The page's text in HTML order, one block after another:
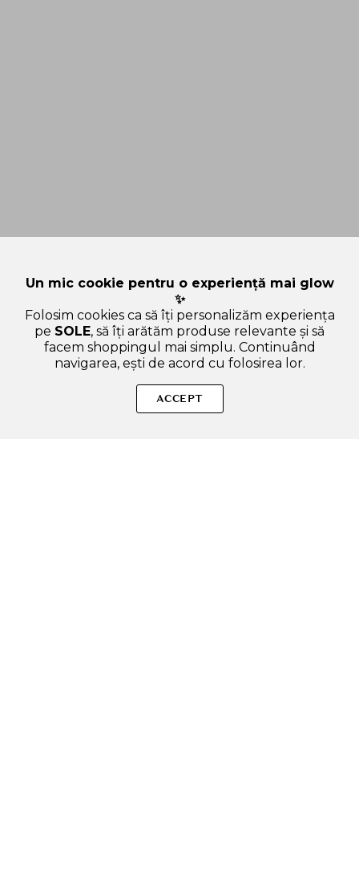
KONOPKA'S LITTLE HERBAL COMPANY Volume, 500 ml -
Sampon formulat cu extract organic de salvie si ulei de argan,
Un mic cookie pentru o experiență mai glow
✨
Folosim cookies ca să îți personalizăm experiența
pe SOLE, să îți arătăm produse relevante și să
facem shoppingul mai simplu. Continuând
navigarea, ești de acord cu folosirea lor.
ACCEPT